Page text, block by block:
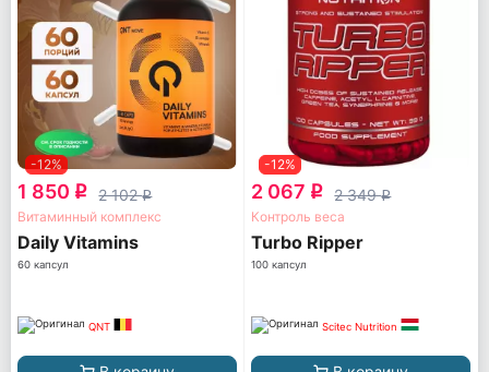
-12%
1 850 q 2 102q
Витаминный комплекс
Daily Vitamins
60 капсул
QNT
-12%
2 067 q 2 349q
Контроль веса
Turbo Ripper
100 капсул
Scitec Nutrition